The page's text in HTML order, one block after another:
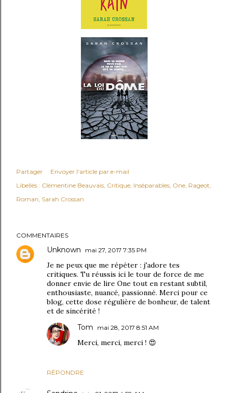
Partager
Envoyer l'article par e-mail
Libellés : Clémentine Beauvais Critique Inséparables One Rageot
Roman Sarah Crossan
COMMENTAIRES
Unknown mai 27, 2017 7:35 PM
Je ne peux que me répéter : j'adore tes
critiques. Tu réussis ici le tour de force de me
donner envie de lire One tout en restant subtil,
enthousiaste, nuancé, passionné. Merci pour ce
blog, cette dose régulière de bonheur, de talent
et de sincérité !
RÉPONDRE
Tom mai 28, 2017 8:51 AM
Merci, merci, merci ! 😍